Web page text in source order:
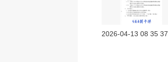
2026-04-13 08 35 37